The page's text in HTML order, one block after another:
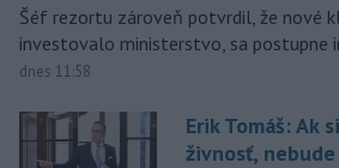
Šéf rezortu zároveň potvrdil, že nové
investovalo ministerstvo, sa postupne
dnes 11:58
Erik Tomáš: Ak
živnosť,